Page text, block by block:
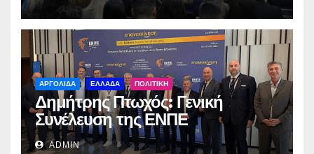
ΑΡΓΟΛΙΔΑ ΕΛΛΑΔΑ ΠΟΛΙΤΙΚΗ
Δημήτρης Πτωχός: Γενική
Συνέλευση της ΕΝΠΕ
ADMIN